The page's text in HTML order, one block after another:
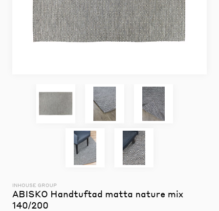
INHOUSE GROUP
ABISKO Handtuftad matta nature mix
140/200